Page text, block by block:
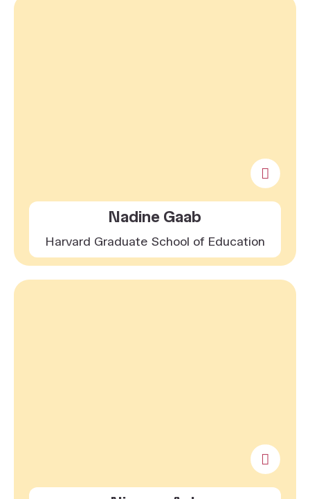
Nadine Gaab
Harvard Graduate School of Education